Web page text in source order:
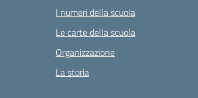
I numeri della scuola
Le carte della scuola
Organizzazione
La storia